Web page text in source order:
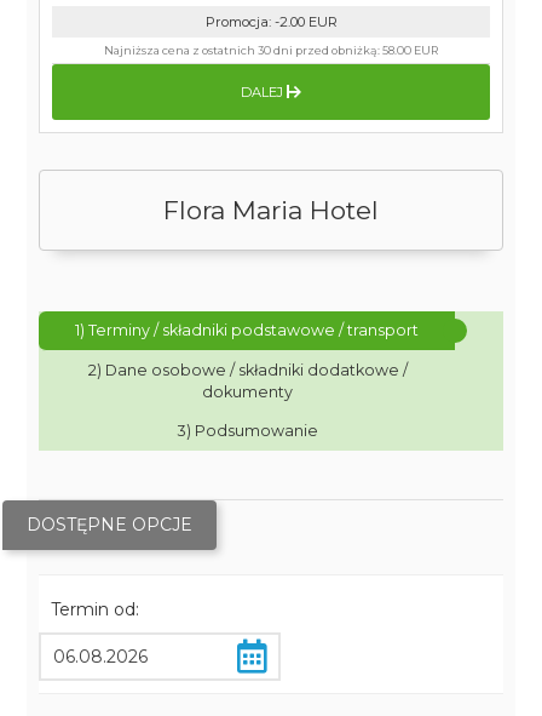
Flora Maria Hotel
1) Terminy / składniki podstawowe / transport
2) Dane osobowe / składniki dodatkowe /
dokumenty
3) Podsumowanie
DOSTĘPNE OPCJE
Termin od:
Promocja: -2.00 EUR
Najniższa cena z ostatnich 30 dni przed obniżką:58.00 EUR
DALEJ